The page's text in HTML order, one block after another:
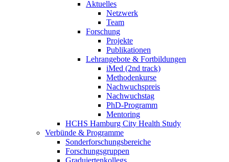
Aktuelles
Netzwerk
Team
Forschung
Projekte
Publikationen
Lehrangebote & Fortbildungen
iMed (2nd track)
Methodenkurse
Nachwuchspreis
Nachwuchstag
PhD-Programm
Mentoring
HCHS Hamburg City Health Study
Verbünde & Programme
Sonderforschungsbereiche
Forschungsgruppen
Graduiertenkollegs